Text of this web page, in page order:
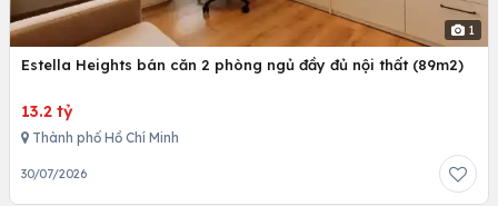
1
Estella Heights bán căn 2 phòng ngủ đầy đủ nội thất (89m2)
13.2 tỷ
Thành phố Hồ Chí Minh
30/07/2026